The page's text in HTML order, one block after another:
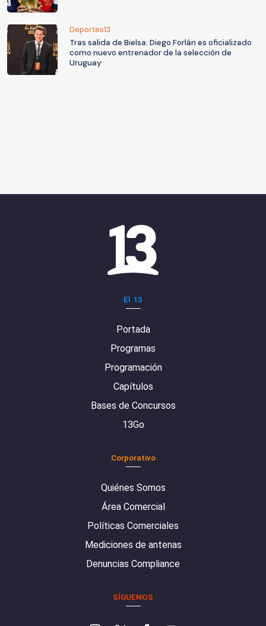
Deportes13
Tras salida de Bielsa: Diego Forlán es oficializado
como nuevo entrenador de la selección de
Uruguay
El 13
Portada
Programas
Programación
Capítulos
Bases de Concursos
13Go
Corporativo
Quiénes Somos
Área Comercial
Políticas Comerciales
Mediciones de antenas
Denuncias Compliance
SÍGUENOS